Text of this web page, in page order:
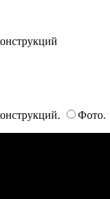
Фото.